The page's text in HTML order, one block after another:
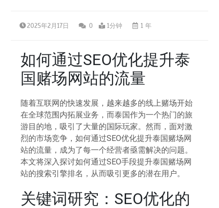
2025年2月17日 0 1分钟 1 年
如何通过SEO优化提升泰
国赌场网站的流量
随着互联网的快速发展，越来越多的线上赌场开始
在全球范围内拓展业务，而泰国作为一个热门的旅
游目的地，吸引了大量的国际玩家。然而，面对激
烈的市场竞争，如何通过SEO优化提升泰国赌场网
站的流量，成为了每一个经营者亟需解决的问题。
本文将深入探讨如何通过SEO手段提升泰国赌场网
站的搜索引擎排名，从而吸引更多的潜在用户。
关键词研究：SEO优化的